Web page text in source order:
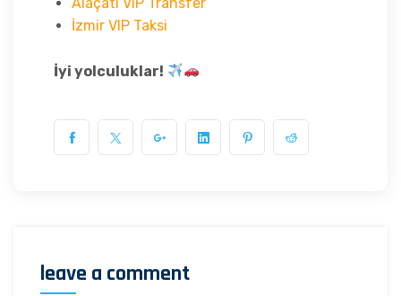
İzmir VIP Taksi
İyi yolculuklar!
leave a comment